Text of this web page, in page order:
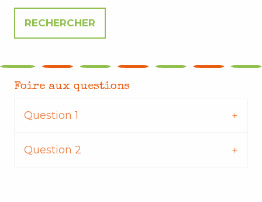
Foire aux questions
Question 1
Question 2